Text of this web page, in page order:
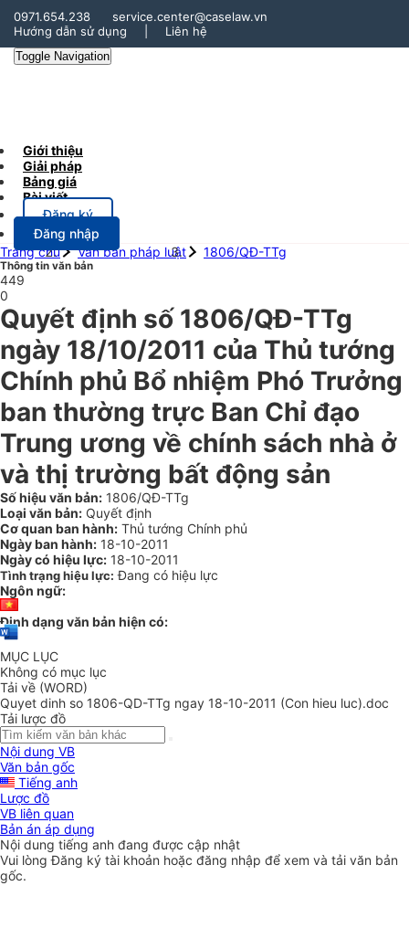
0971.654.238
service.center@caselaw.vn
Hướng dẫn sử dụng
Liên hệ
Toggle Navigation
Giới thiệu
Giải pháp
Bảng giá
Bài viết
Đăng ký
Đăng nhập
Trang chủ
Văn bản pháp luật 1806/QĐ-TTg
Thông tin văn bản
449
0
Quyết định số 1806/QĐ-TTg
ngày 18/10/2011 của Thủ tướng
Chính phủ Bổ nhiệm Phó Trưởng
ban thường trực Ban Chỉ đạo
Trung ương về chính sách nhà ở
và thị trường bất động sản
Số hiệu văn bản: 1806/QĐ-TTg
Loại văn bản: Quyết định
Cơ quan ban hành: Thủ tướng Chính phủ
Ngày ban hành: 18-10-2011
Ngày có hiệu lực: 18-10-2011
Tình trạng hiệu lực: Đang có hiệu lực
Ngôn ngữ:
Định dạng văn bản hiện có:
MỤC LỤC
Không có mục lục
Tải về (WORD)
Quyet dinh so 1806-QD-TTg ngay 18-10-2011 (Con hieu luc).doc
Tải lược đồ
Nội dung VB
Văn bản gốc
Tiếng anh
Lược đồ
VB liên quan
Bản án áp dụng
Nội dung tiếng anh đang được cập nhật
Vui lòngĐăng ký tài khoản hoặc đăng nhập để xem và tải văn bản
gốc.